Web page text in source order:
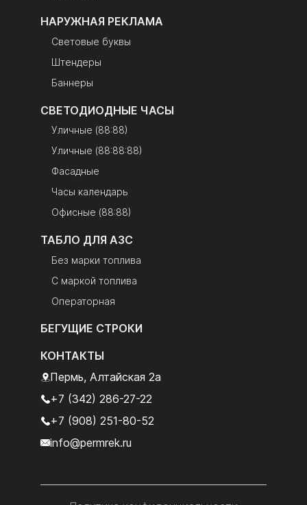
НАРУЖНАЯ РЕКЛАМА
Световые буквы
Штендеры
Баннеры
СВЕТОДИОДНЫЕ ЧАСЫ
Уличные (88:88)
Уличные (88:88:88)
Фасадные
Часы календарь
Офисные (88:88)
ТАБЛО ДЛЯ АЗС
Без марки топлива
С маркой топлива
Операторная
БЕГУЩИЕ СТРОКИ
КОНТАКТЫ
Пермь, Алтайская 2а
+7 (342) 286-27-22
+7 (908) 251-80-52
info@permrek.ru